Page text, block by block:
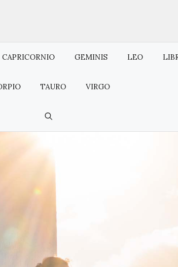
CAPRICORNIO GEMINIS LEO
TAURO VIRGO